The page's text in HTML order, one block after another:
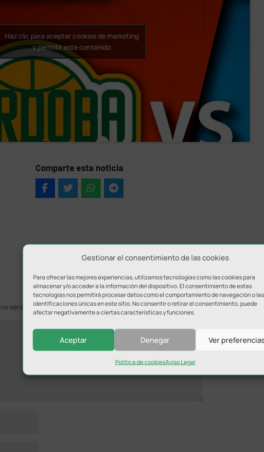
Gestionar el consentimiento de las cookies
Para ofrecer las mejores experiencias, utilizamos tecnologías como las cookies para
almacenar y/o acceder a la información del dispositivo. El consentimiento de estas
tecnologías nos permitirá procesar datos como el comportamiento de navegación o las
identificaciones únicas en este sitio. No consentir o retirar el consentimiento, puede
afectar negativamente a ciertas características y funciones.
Aceptar Denegar Ver
Política de cookiesAviso Legal
Haz clic para aceptar cookies de marketing
y permitir este contenido
Comparte esta noticia
será publicada.Los campos obligatorios están marcados con*